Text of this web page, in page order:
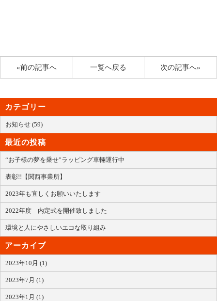
«前の記事へ 次の記事へ»
一覧へ戻る
カテゴリー
お知らせ (59)
最近の投稿
“お子様の夢を乗せ”ラッピング車輛運行中
表彰!!【関西事業所】
2023年も宜しくお願いいたします
2022年度 内定式を開催致しました
環境と人にやさしいエコな取り組み
アーカイブ
2023年10月 (1)
2023年7月 (1)
2023年1月 (1)